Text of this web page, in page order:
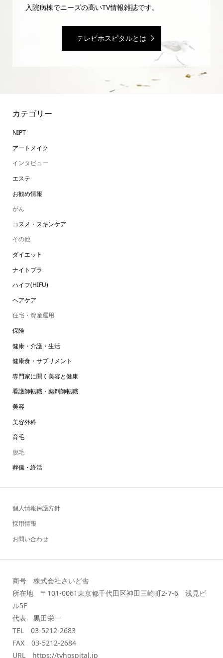
入院病棟でニーズの高いTV情報雑誌です。
テレビホスピタルとは
カテゴリー
NIPT
アートメイク
インタビュー
エステ
お勧め情報
がん
コスメ・スキンケア
その他
ダイエット
ナイトブラ
ハイフ(HIFU)
ヘアケア
住宅・資産運用
保険
健康・介護・生活
健康食・サプリメント
専門家に聞く美容と健康
看護師転職・薬剤師転職
美容
美容外科
育毛
脱毛
葬儀・終活
個人情報保護方針
採用情報
お問い合わせ
商号 株式会社さいど舎
所在地 〒101-0061東京都千代田区神田三崎町2-7-6 浅見ビ
ル5F
代表 黒田栄一
TEL 03-5212-2683
FAX 03-5212-2684
URL https://tvhospital.jp